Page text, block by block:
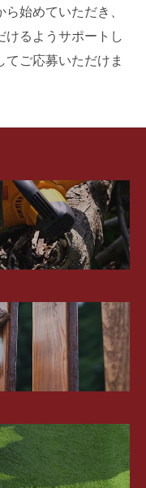
始めていただき、
るようサポートし
ご応募いただけま